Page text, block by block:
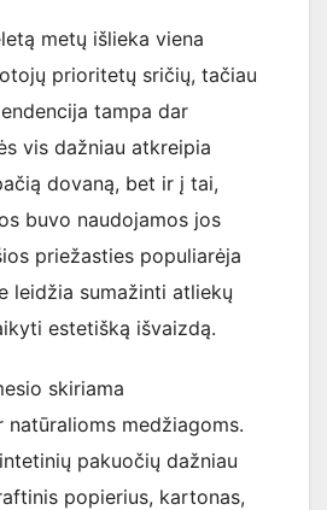
metų išlieka viena
prioritetų sričių, tačiau
tampa dar
vis dažniau atkreipia
dovaną, bet ir į tai,
buvo naudojamos jos
priežasties populiarėja
leidžia sumažinti atliekų
estetišką išvaizdą.
skiriama
natūralioms medžiagoms.
pakuočių dažniau
popierius, kartonas,